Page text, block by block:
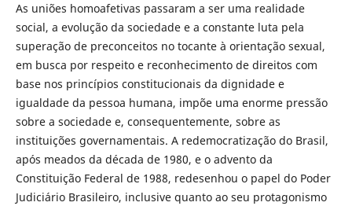
As uniões homoafetivas passaram a ser uma realidade
social, a evolução da sociedade e a constante luta pela
superação de preconceitos no tocante à orientação sexual,
em busca por respeito e reconhecimento de direitos com
base nos princípios constitucionais da dignidade e
igualdade da pessoa humana, impõe uma enorme pressão
sobre a sociedade e, consequentemente, sobre as
instituições governamentais. A redemocratização do Brasil,
após meados da década de 1980, e o advento da
Constituição Federal de 1988, redesenhou o papel do Poder
Judiciário Brasileiro, inclusive quanto ao seu protagonismo